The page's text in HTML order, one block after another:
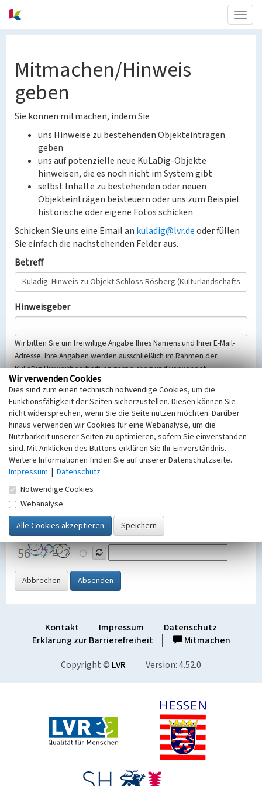
Mitmachen/Hinweis
geben
Sie können mitmachen, indem Sie
uns Hinweise zu bestehenden Objekteinträgen
geben
uns auf potenzielle neue KuLaDig-Objekte
hinweisen, die es noch nicht im System gibt
selbst Inhalte zu bestehenden oder neuen
Objekteinträgen beisteuern oder uns zum Beispiel
historische oder eigene Fotos schicken
Schicken Sie uns eine Email an kuladig@lvr.deoder füllen
Sie einfach die nachstehenden Felder aus.
Betreff
Hinweisgeber
Wir bitten Sie um freiwillige Angabe Ihres Namens und Ihrer E-Mail-
Adresse. Ihre Angaben werden ausschließlich im Rahmen der
KuLaDig-Hinweisbearbeitung gespeichert und verwendet.
Selbstverständlich werden diese entsprechend der Vorschriften des
Telemediengesetzes, des Datenschutzgesetzes NRW und der seit
dem 25.05.2018 gültigen Europäischen Datenschutzgrundverordnung
(EU-DSGVO) vertraulich behandelt, beachten Sie bitte unsere
Hinweise zumDatenschutz
Nachricht
SicherheitsabfrageTragen Sie unten das Rechenergebnis aus der
Grafik ein
Abbrechen Absenden
Kontakt Impressum
Datenschutz
Erklärung zur Barrierefreiheit
Mitmachen
Copyright © LVR Version: 4.52.0
Wir verwenden Cookies
Dies sind zum einen technisch notwendige Cookies, um die
Funktionsfähigkeit der Seiten sicherzustellen. Diesen können Sie
nicht widersprechen, wenn Sie die Seite nutzen möchten. Darüber
hinaus verwenden wir Cookies für eine Webanalyse, um die
Nutzbarkeit unserer Seiten zu optimieren, sofern Sie einverstanden
sind. Mit Anklicken des Buttons erklären Sie Ihr Einverständnis.
Weitere Informationen finden Sie auf unserer Datenschutzseite.
Impressum | Datenschutz
Notwendige Cookies
Webanalyse